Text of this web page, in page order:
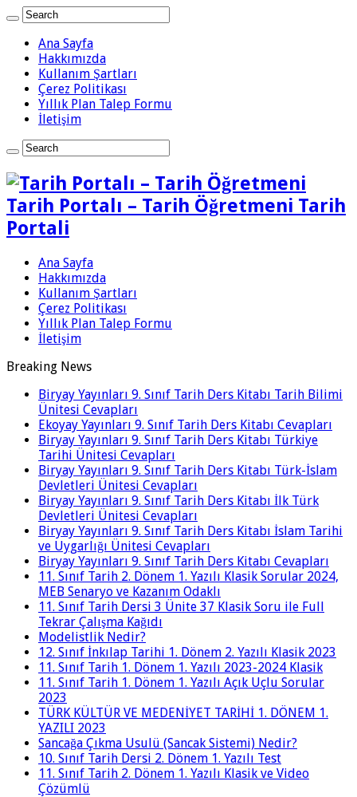
Ana Sayfa
Hakkımızda
Kullanım Şartları
Çerez Politikası
Yıllık Plan Talep Formu
İletişim
Tarih Portalı – Tarih Öğretmeni Tarih
Portali
Ana Sayfa
Hakkımızda
Kullanım Şartları
Çerez Politikası
Yıllık Plan Talep Formu
İletişim
Breaking News
Biryay Yayınları 9. Sınıf Tarih Ders Kitabı Tarih Bilimi
Ünitesi Cevapları
Ekoyay Yayınları 9. Sınıf Tarih Ders Kitabı Cevapları
Biryay Yayınları 9. Sınıf Tarih Ders Kitabı Türkiye
Tarihi Ünitesi Cevapları
Biryay Yayınları 9. Sınıf Tarih Ders Kitabı Türk-İslam
Devletleri Ünitesi Cevapları
Biryay Yayınları 9. Sınıf Tarih Ders Kitabı İlk Türk
Devletleri Ünitesi Cevapları
Biryay Yayınları 9. Sınıf Tarih Ders Kitabı İslam Tarihi
ve Uygarlığı Ünitesi Cevapları
Biryay Yayınları 9. Sınıf Tarih Ders Kitabı Cevapları
11. Sınıf Tarih 2. Dönem 1. Yazılı Klasik Sorular 2024,
MEB Senaryo ve Kazanım Odaklı
11. Sınıf Tarih Dersi 3 Ünite 37 Klasik Soru ile Full
Tekrar Çalışma Kağıdı
Modelistlik Nedir?
12. Sınıf İnkılap Tarihi 1. Dönem 2. Yazılı Klasik 2023
11. Sınıf Tarih 1. Dönem 1. Yazılı 2023-2024 Klasik
11. Sınıf Tarih 1. Dönem 1. Yazılı Açık Uçlu Sorular
2023
TÜRK KÜLTÜR VE MEDENİYET TARİHİ 1. DÖNEM 1.
YAZILI 2023
Sancağa Çıkma Usulü (Sancak Sistemi) Nedir?
10. Sınıf Tarih Dersi 2. Dönem 1. Yazılı Test
11. Sınıf Tarih 2. Dönem 1. Yazılı Klasik ve Video
Çözümlü